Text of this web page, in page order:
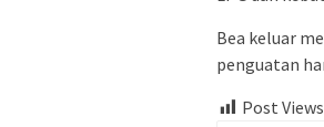
Bea keluar
penguatan
Post